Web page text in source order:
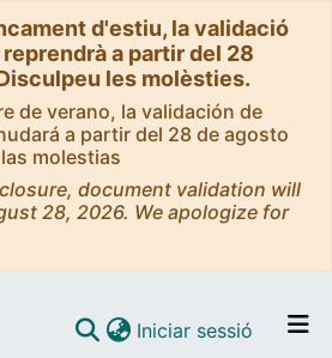
d'estiu, la validació
a partir del 28
les molèsties.
de verano, la validación de
a partir del 28 de agosto
molestias
document validation will
28, 2026. We apologize for
Iniciar sessió (current)